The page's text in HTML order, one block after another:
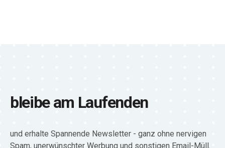
bleibe am Laufenden
und erhalte Spannende Newsletter - ganz ohne nervigen
Spam, unerwünschter Werbung und sonstigen Email-Müll.